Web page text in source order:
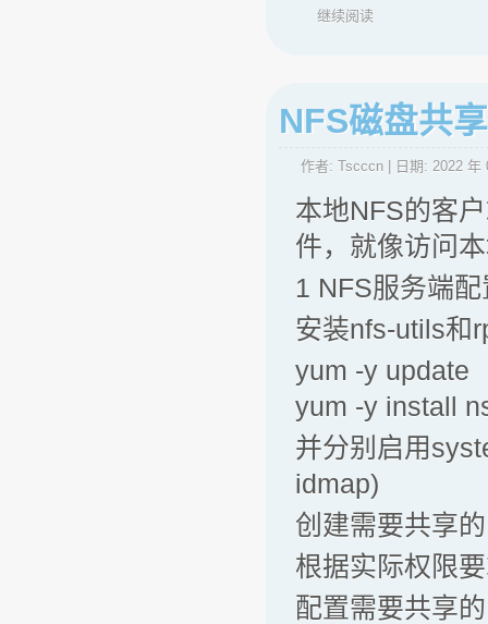
继续阅读
NFS磁盘共享
作者: Tscccn | 日期: 2022 年
本地NFS的客
件，就像访问
1 NFS服务端配
安装nfs-utils和
yum -y update
yum -y install
并分别启用
idmap)
创建需要共享
根据实际权限
配置需要共享